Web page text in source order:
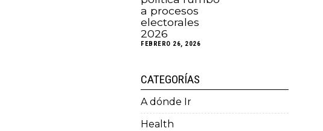
a procesos
electorales
2026
FEBRERO 26, 2026
CATEGORÍAS
A dónde Ir
Health